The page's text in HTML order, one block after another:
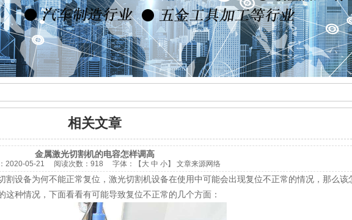
相关文章
金属激光切割机的电容怎样调高
2020-05-21 阅读次数： 918 字体：【 大 中 小】 文章来源网络
割设备为何不能正常复位，激光切割机设备在使用中可能会出现复位不正常的情况，那么该
种情况，下面看看有可能导致复位不正常的几个方面：